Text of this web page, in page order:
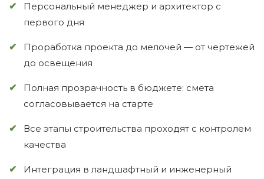
Персональный менеджер и архитектор с
первого дня
Проработка проекта до мелочей — от чертежей
до освещения
Полная прозрачность в бюджете: смета
согласовывается на старте
Все этапы строительства проходят с контролем
качества
Интеграция в ландшафтный и инженерный